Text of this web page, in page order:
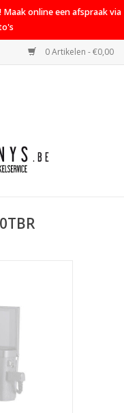
online een afspraak via
0 Artikelen - €0,00